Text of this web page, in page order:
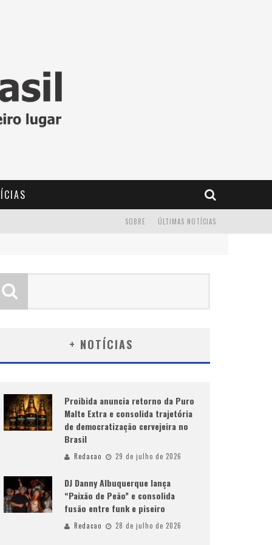
ÚLTIMAS NOTÍCIAS
SOBRE
+ NOTÍCIAS
Proibida anuncia retorno da Puro
Malte Extra e consolida trajetória
de democratização cervejeira no
Brasil
Redacao 29 de julho de 2026
DJ Danny Albuquerque lança
“Paixão de Peão” e consolida
fusão entre funk e piseiro
Redacao 28 de julho de 2026